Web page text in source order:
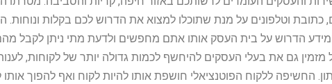
כתובת וטלפונים על מנת שתוכלו למצוא את הדרוש לכם בקלות
הדרוש על בית העסק אותו אתם מחפשים ולדעת מתי ניתן לקבל
גם את בעלי העסקים להיחשף לכמות גדולה יותר של לקוחות,
החשיפה ללקוח הפוטנציאלי חושפת אותו להיות לקוח ואף להפוך אותו